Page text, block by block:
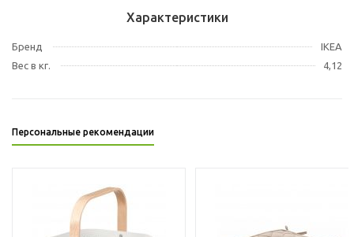
Характеристики
Бренд
IKEA
Вес в кг.
4,12
Персональные рекомендации